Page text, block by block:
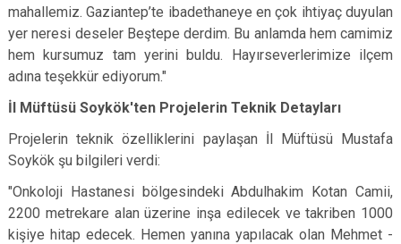
mahallemiz. Gaziantep’te ibadethaneye en çok ihtiyaç duyulan
yer neresi deseler Beştepe derdim. Bu anlamda hem camimiz
hem kursumuz tam yerini buldu. Hayırseverlerimize ilçem
adına teşekkür ediyorum."
İl Müftüsü Soykök'ten Projelerin Teknik Detayları
Projelerin teknik özelliklerini paylaşan İl Müftüsü Mustafa
Soykök şu bilgileri verdi:
"Onkoloji Hastanesi bölgesindeki Abdulhakim Kotan Camii,
2200 metrekare alan üzerine inşa edilecek ve takriben 1000
kişiye hitap edecek. Hemen yanına yapılacak olan Mehmet -